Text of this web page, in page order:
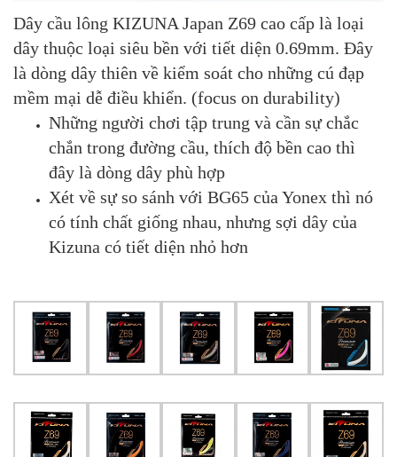
Dây cầu lông KIZUNA Japan Z69 cao cấp là loại
dây thuộc loại siêu bền với tiết diện 0.69mm. Đây
là dòng dây thiên về kiểm soát cho những cú đạp
mềm mại dễ điều khiển. (focus on durability)
Những người chơi tập trung và cần sự chắc
chắn trong đường cầu, thích độ bền cao thì
đây là dòng dây phù hợp
Xét về sự so sánh với BG65 của Yonex thì nó
có tính chất giống nhau, nhưng sợi dây của
Kizuna có tiết diện nhỏ hơn